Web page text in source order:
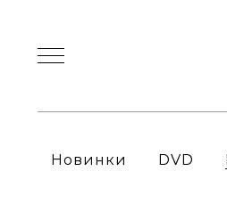
Новинки DVD